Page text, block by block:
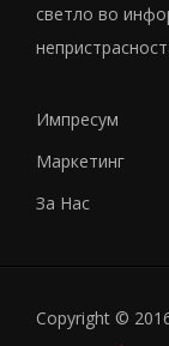
светло во
Импресум
Маркетинг
За Нас
Copyright ©